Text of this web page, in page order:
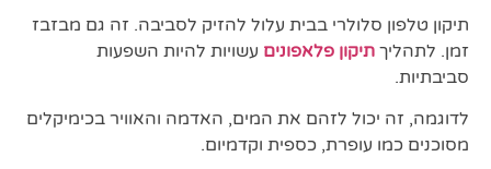
תיקון טלפון סלולרי בבית עלול להזיק לסביבה. זה גם מבזבז
זמן. לתהליך תיקון פלאפונים עשויות להיות השפעות
סביבתיות.
לדוגמה, זה יכול לזהם את המים, האדמה והאוויר בכימיקלים
מסוכנים כמו עופרת, כספית וקדמיום.